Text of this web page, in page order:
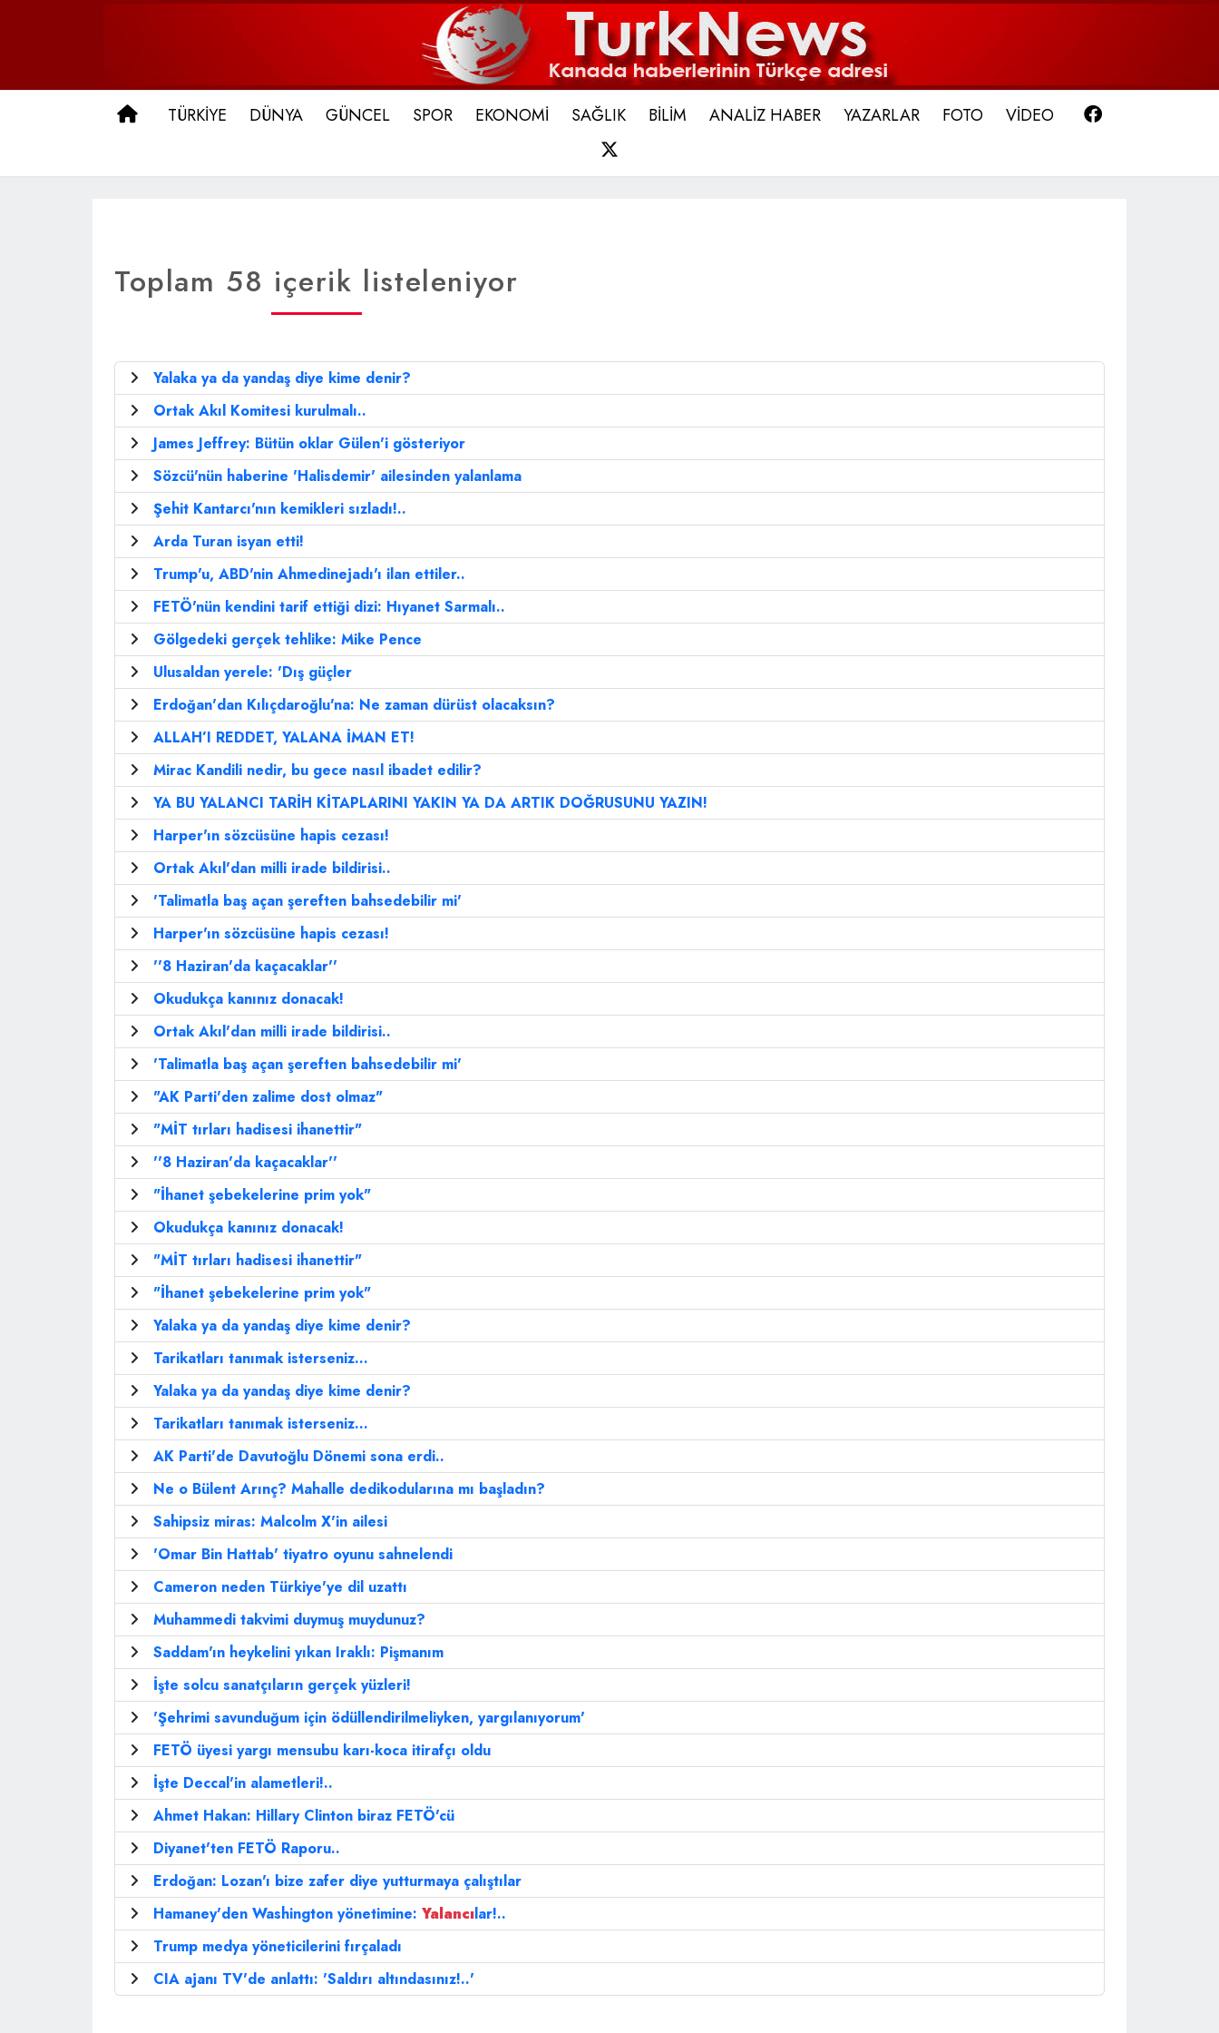
ANA SAYFA
TÜRKİYE DÜNYA GÜNCEL SPOR EKONOMİ SAĞLIK BİLİM ANALİZ HABER YAZARLAR FOTO VİDEO
Toplam 58 içerik listeleniyor
Yalaka ya da yandaş diye kime denir?
Ortak Akıl Komitesi kurulmalı..
James Jeffrey: Bütün oklar Gülen'i gösteriyor
Sözcü'nün haberine 'Halisdemir' ailesinden yalanlama
Şehit Kantarcı'nın kemikleri sızladı!..
Arda Turan isyan etti!
Trump'u, ABD'nin Ahmedinejadı'ı ilan ettiler..
FETÖ'nün kendini tarif ettiği dizi: Hıyanet Sarmalı..
Gölgedeki gerçek tehlike: Mike Pence
Ulusaldan yerele: 'Dış güçler
Erdoğan'dan Kılıçdaroğlu'na: Ne zaman dürüst olacaksın?
ALLAH’I REDDET, YALANA İMAN ET!
Mirac Kandili nedir, bu gece nasıl ibadet edilir?
YA BU YALANCI TARİH KİTAPLARINI YAKIN YA DA ARTIK DOĞRUSUNU YAZIN!
Harper'ın sözcüsüne hapis cezası!
Ortak Akıl'dan milli irade bildirisi..
'Talimatla baş açan şereften bahsedebilir mi'
Harper'ın sözcüsüne hapis cezası!
''8 Haziran'da kaçacaklar''
Okudukça kanınız donacak!
Ortak Akıl'dan milli irade bildirisi..
'Talimatla baş açan şereften bahsedebilir mi'
"AK Parti'den zalime dost olmaz"
"MİT tırları hadisesi ihanettir"
''8 Haziran'da kaçacaklar''
"İhanet şebekelerine prim yok"
Okudukça kanınız donacak!
"MİT tırları hadisesi ihanettir"
"İhanet şebekelerine prim yok"
Yalaka ya da yandaş diye kime denir?
Tarikatları tanımak isterseniz...
Yalaka ya da yandaş diye kime denir?
Tarikatları tanımak isterseniz...
AK Parti'de Davutoğlu Dönemi sona erdi..
Ne o Bülent Arınç? Mahalle dedikodularına mı başladın?
Sahipsiz miras: Malcolm X'in ailesi
'Omar Bin Hattab' tiyatro oyunu sahnelendi
Cameron neden Türkiye'ye dil uzattı
Muhammedi takvimi duymuş muydunuz?
Saddam'ın heykelini yıkan Iraklı: Pişmanım
İşte solcu sanatçıların gerçek yüzleri!
'Şehrimi savunduğum için ödüllendirilmeliyken, yargılanıyorum'
FETÖ üyesi yargı mensubu karı-koca itirafçı oldu
İşte Deccal'in alametleri!..
Ahmet Hakan: Hillary Clinton biraz FETÖ'cü
Diyanet'ten FETÖ Raporu..
Erdoğan: Lozan'ı bize zafer diye yutturmaya çalıştılar
Hamaney'den Washington yönetimine: Yalancılar!..
Trump medya yöneticilerini fırçaladı
CIA ajanı TV'de anlattı: 'Saldırı altındasınız!..'